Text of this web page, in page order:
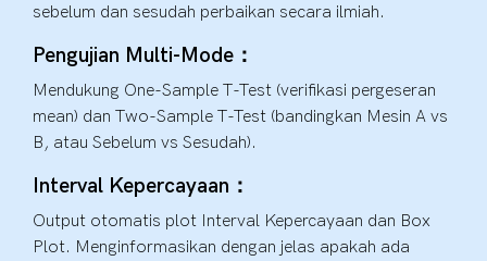
sebelum dan sesudah perbaikan secara ilmiah.
Pengujian Multi-Mode：
Mendukung One-Sample T-Test (verifikasi pergeseran
mean) dan Two-Sample T-Test (bandingkan Mesin A vs
B, atau Sebelum vs Sesudah).
Interval Kepercayaan：
Output otomatis plot Interval Kepercayaan dan Box
Plot. Menginformasikan dengan jelas apakah ada